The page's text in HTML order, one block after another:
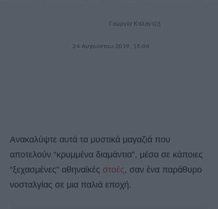
Γεωργία Καλαντζή
24 Αυγούστου 2019, 15:04
Ανακαλύψτε αυτά τα μυστικά μαγαζιά που
αποτελούν “κρυμμένα διαμάντια”, μέσα σε κάποιες
“ξεχασμένες” αθηναϊκές στοές, σαν ένα παράθυρο
νοσταλγίας σε μια παλιά εποχή.